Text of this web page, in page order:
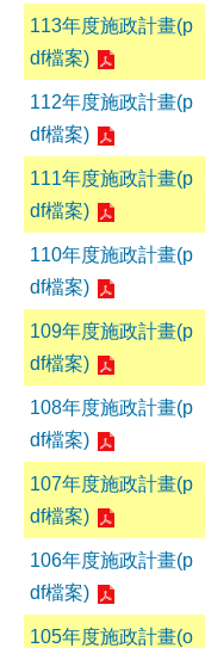
113年度施政計畫(p
df檔案)
112年度施政計畫(p
df檔案)
111年度施政計畫(p
df檔案)
110年度施政計畫(p
df檔案)
109年度施政計畫(p
df檔案)
108年度施政計畫(p
df檔案)
107年度施政計畫(p
df檔案)
106年度施政計畫(p
df檔案)
105年度施政計畫(o